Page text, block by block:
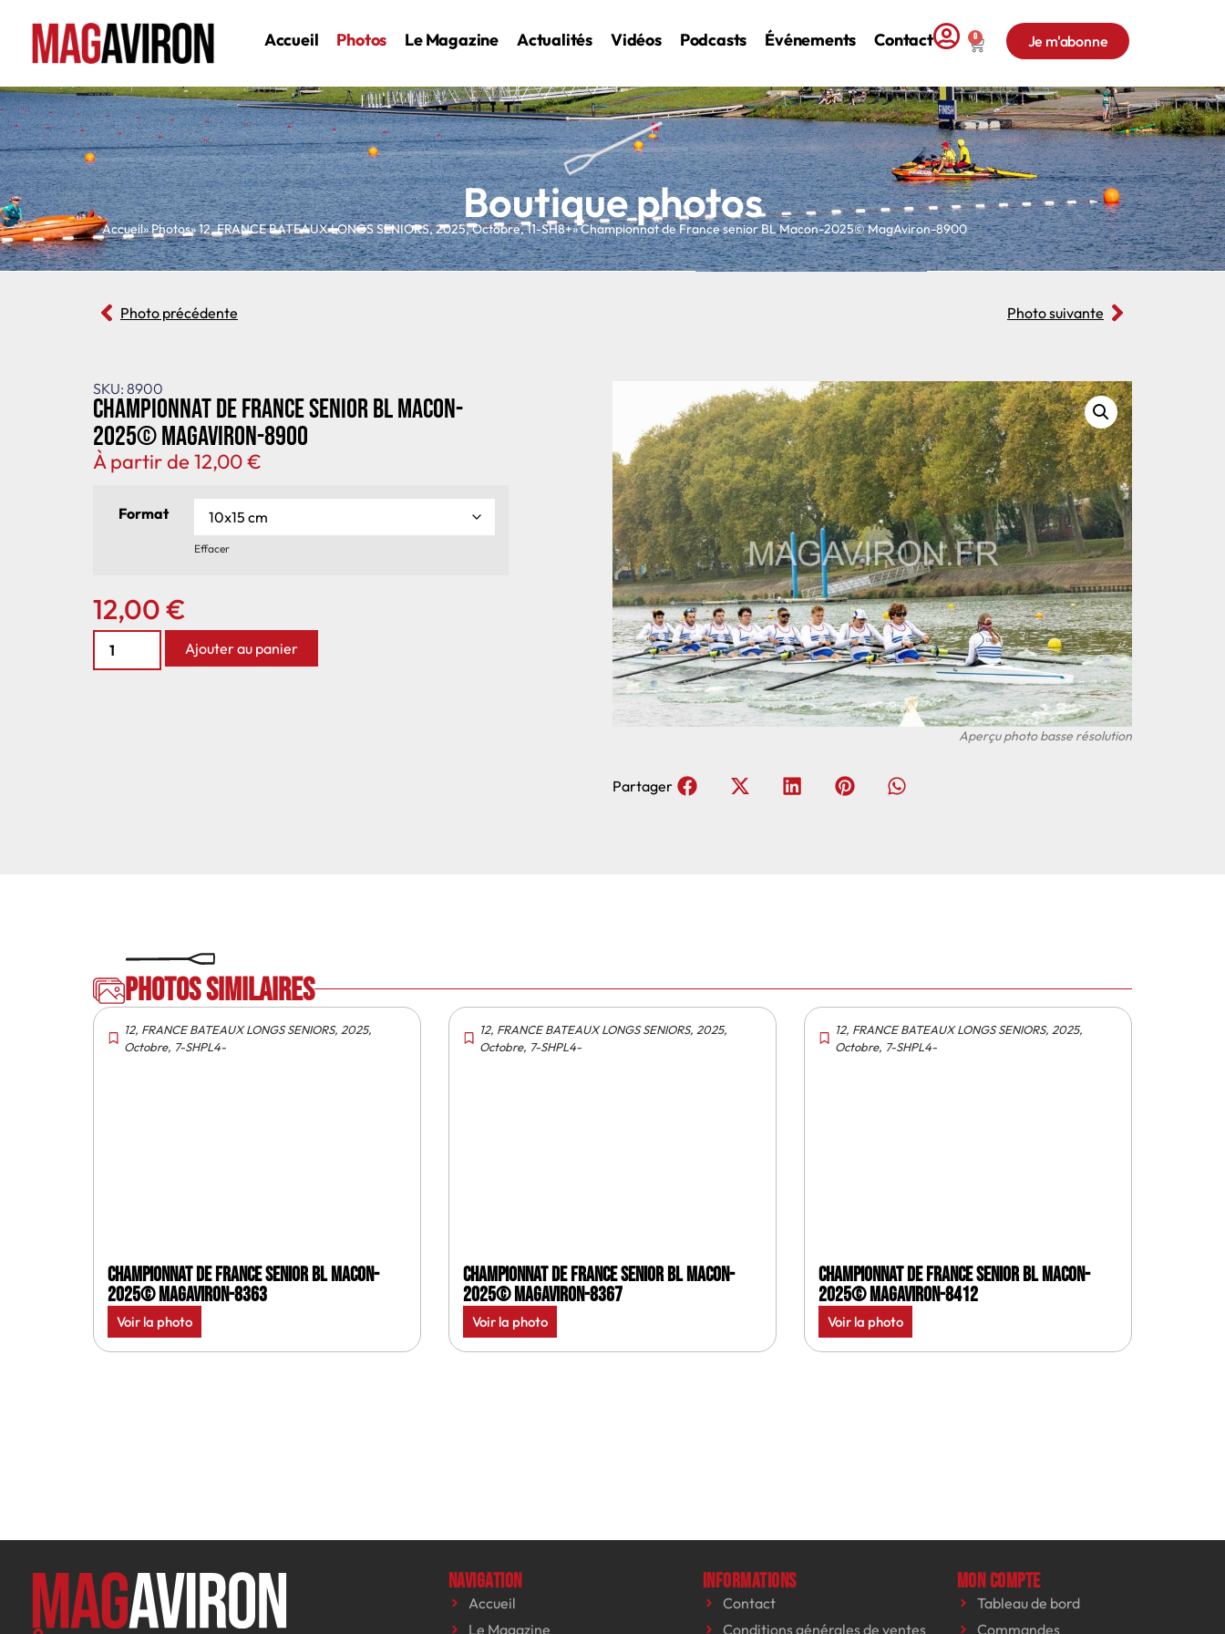
Accueil Photos Le Magazine Actualités Vidéos Podcasts Événements Contact 0 Je m'abonne
Boutique photos
Accueil» Photos»12,FRANCE BATEAUX LONGS SENIORS,2025,Octobre,11-SH8+» Championnat de France senior BL Macon-2025© MagAviron-8900
Photo précédente Photo suivante
SKU: 8900
Championnat de France senior BL Macon-
2025© MagAviron-8900
À partir de 12,00€
Format
Effacer
12,00€
Ajouter au panier
Partager
Photos similaires
12, FRANCE BATEAUX LONGS SENIORS, 2025,
Octobre, 7-SHPL4-
Championnat de France senior BL Macon-
2025© MagAviron-8363
Voir la photo
12, FRANCE BATEAUX LONGS SENIORS, 2025,
Octobre, 7-SHPL4-
Championnat de France senior BL Macon-
2025© MagAviron-8367
Voir la photo
12, FRANCE BATEAUX LONGS SENIORS, 2025,
Octobre, 7-SHPL4-
Championnat de France senior BL Macon-
2025© MagAviron-8412
Voir la photo
Navigation
Accueil
Le Magazine
Informations
Contact
Conditions générales de ventes
Mon compte
Tableau de bord
Commandes